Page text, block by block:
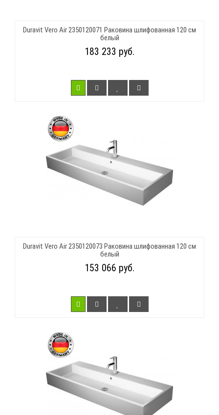
Duravit Vero Air 2350120071 Раковина шлифованная 120 см
белый
183 233 руб.
Duravit Vero Air 2350120073 Раковина шлифованная 120 см
белый
153 066 руб.